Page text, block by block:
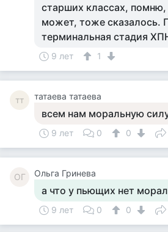
старших классах,
может, тоже сказалось.
терминальная стадия
9 лет 1
тт татаева татаева
всем нам моральную
9 лет 0 0
ОГ Ольга Гринева
а что у пьющих нет
9 лет 0 0